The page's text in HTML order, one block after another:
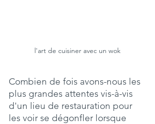
l'art de cuisiner avec un wok
Combien de fois avons-nous les
plus grandes attentes vis-à-vis
d'un lieu de restauration pour
les voir se dégonfler lorsque